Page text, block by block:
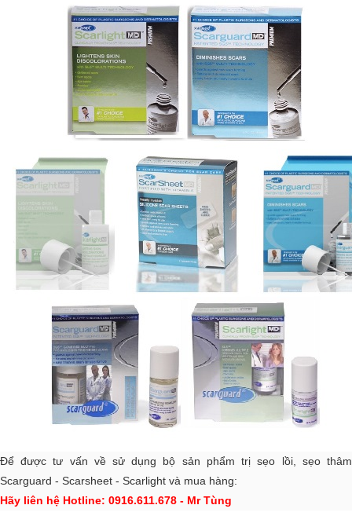
Để được tư vấn về sử dụng bộ sản phẩm trị sẹo lồi, sẹo thâm
Scarguard - Scarsheet - Scarlight và mua hàng:
Hãy liên hệ Hotline: 0916.611.678 - Mr Tùng